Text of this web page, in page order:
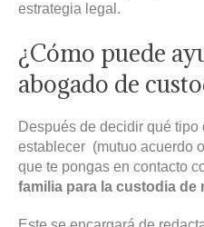
estrategia legal.
¿Cómo puede
abogado de
Después de decidir qué
establecer (mutuo acuerdo
que te pongas en contacto
familia para la custodia de